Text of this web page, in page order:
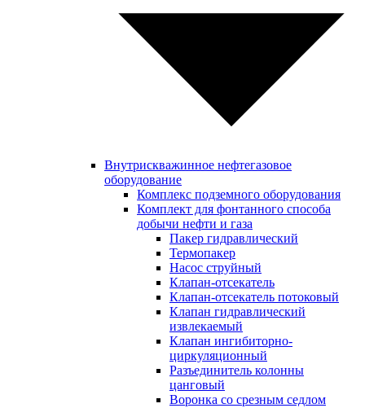
Внутрискважинное нефтегазовое
оборудование
Комплекс подземного оборудования
Комплект для фонтанного способа
добычи нефти и газа
Пакер гидравлический
Термопакер
Насос струйный
Клапан-отсекатель
Клапан-отсекатель потоковый
Клапан гидравлический
извлекаемый
Клапан ингибиторно-
циркуляционный
Разъединитель колонны
цанговый
Воронка со срезным седлом